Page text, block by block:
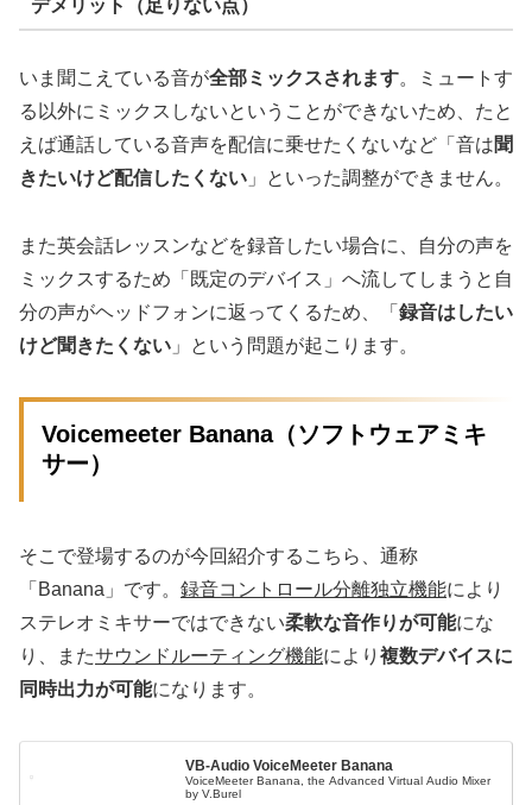
デメリット（足りない点）
いま聞こえている音が全部ミックスされます。ミュートす
る以外にミックスしないということができないため、たと
えば通話している音声を配信に乗せたくないなど「音は聞
きたいけど配信したくない 」といった調整ができません。
また英会話レッスンなどを録音したい場合に、自分の声を
ミックスするため「既定のデバイス」へ流してしまうと自
分の声がヘッドフォンに返ってくるため、「 録音はしたい
けど聞きたくない 」という問題が起こります。
Voicemeeter Banana（ソフトウェアミキ
サー）
そこで登場するのが今回紹介するこちら、通称
「Banana」です。 録音コントロール分離独立機能により
ステレオミキサーではできない柔軟な音作りが可能にな
り、またサウンドルーティング機能により 複数デバイスに
同時出力が可能になります。
VB-Audio VoiceMeeter Banana
VoiceMeeter Banana, the Advanced Virtual Audio Mixer
by V.Burel